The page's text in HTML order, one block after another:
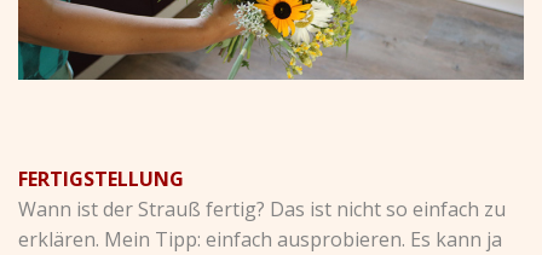
FERTIGSTELLUNG
Wann ist der Strauß fertig? Das ist nicht so einfach zu
erklären. Mein Tipp: einfach ausprobieren. Es kann ja